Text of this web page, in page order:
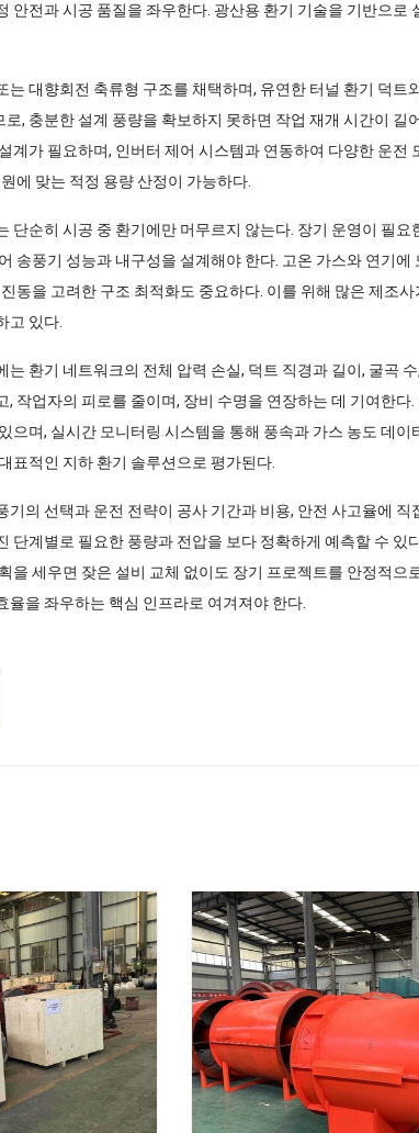
안전과 시공 품질을 좌우한다. 광산용 환기 기술을 기반으
는 대향회전 축류형 구조를 채택하며, 유연한 터널 환기 덕
, 충분한 설계 풍량을 확보하지 못하면 작업 재개 시간이
계가 필요하며, 인버터 제어 시스템과 연동하여 다양한 운
에 맞는 적정 용량 산정이 가능하다.
단순히 시공 중 환기에만 머무르지 않는다. 장기 운영이 필
송풍기 성능과 내구성을 설계해야 한다. 고온 가스와 연기
동을 고려한 구조 최적화도 중요하다. 이를 위해 많은 제조
고 있다.
는 환기 네트워크의 전체 압력 손실, 덕트 직경과 길이, 굴곡
, 작업자의 피로를 줄이며, 장비 수명을 연장하는 데 기여한
으며, 실시간 모니터링 시스템을 통해 풍속과 가스 농도 데
표적인 지하 환기 솔루션으로 평가된다.
기의 선택과 운전 전략이 공사 기간과 비용, 안전 사고율에
단계별로 필요한 풍량과 전압을 보다 정확하게 예측할 수
을 세우면 잦은 설비 교체 없이도 장기 프로젝트를 안정적
율을 좌우하는 핵심 인프라로 여겨져야 한다.